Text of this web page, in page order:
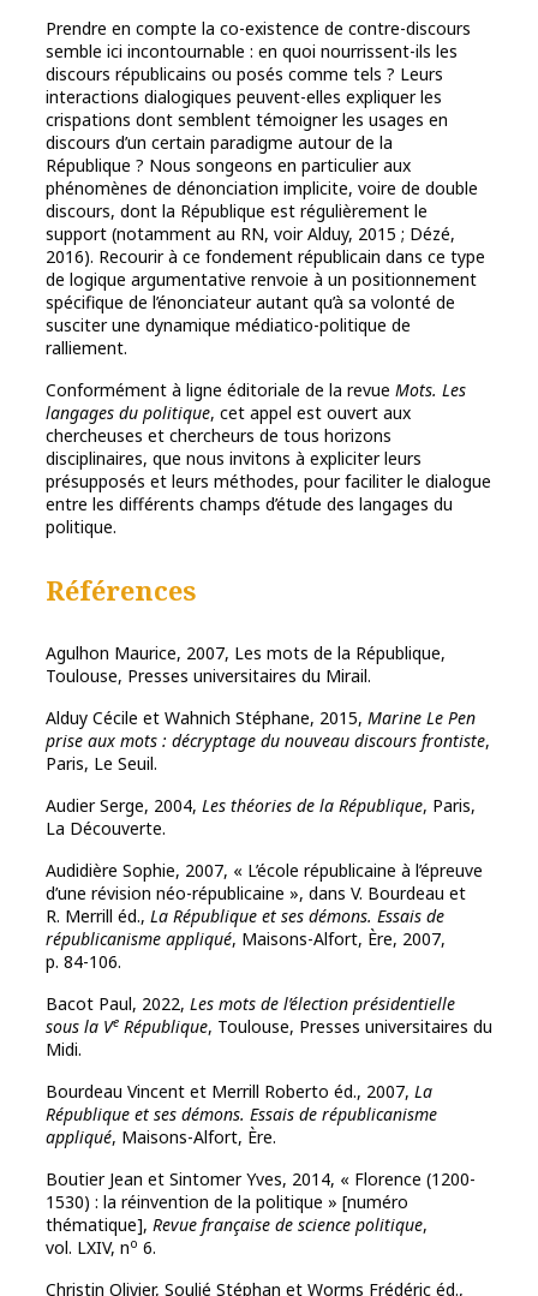
Prendre en compte la co-existence de contre-discours
semble ici incontournable : en quoi nourrissent-ils les
discours républicains ou posés comme tels ? Leurs
interactions dialogiques peuvent-elles expliquer les
crispations dont semblent témoigner les usages en
discours d’un certain paradigme autour de la
République ? Nous songeons en particulier aux
phénomènes de dénonciation implicite, voire de double
discours, dont la République est régulièrement le
support (notamment au RN, voir Alduy, 2015 ; Dézé,
2016). Recourir à ce fondement républicain dans ce type
de logique argumentative renvoie à un positionnement
spécifique de l’énonciateur autant qu’à sa volonté de
susciter une dynamique médiatico-politique de
ralliement.
Conformément à ligne éditoriale de la revue Mots. Les
langages du politique, cet appel est ouvert aux
chercheuses et chercheurs de tous horizons
disciplinaires, que nous invitons à expliciter leurs
présupposés et leurs méthodes, pour faciliter le dialogue
entre les différents champs d’étude des langages du
politique.
Références
Agulhon Maurice, 2007, Les mots de la République,
Toulouse, Presses universitaires du Mirail.
Alduy Cécile et Wahnich Stéphane, 2015, Marine Le Pen
prise aux mots : décryptage du nouveau discours frontiste,
Paris, Le Seuil.
Audier Serge, 2004, Les théories de la République, Paris,
La Découverte.
Audidière Sophie, 2007, « L’école républicaine à l’épreuve
d’une révision néo-républicaine », dans V. Bourdeau et
R. Merrill éd., La République et ses démons. Essais de
républicanisme appliqué, Maisons-Alfort, Ère, 2007,
p. 84-106.
Bacot Paul, 2022, Les mots de l’élection présidentielle
sous la Ve République, Toulouse, Presses universitaires du
Midi.
Bourdeau Vincent et Merrill Roberto éd., 2007, La
République et ses démons. Essais de républicanisme
appliqué, Maisons-Alfort, Ère.
Boutier Jean et Sintomer Yves, 2014, « Florence (1200-
1530) : la réinvention de la politique » [numéro
thématique], Revue française de science politique,
vol. LXIV, no 6.
Christin Olivier, Soulié Stéphan et Worms Frédéric éd.,